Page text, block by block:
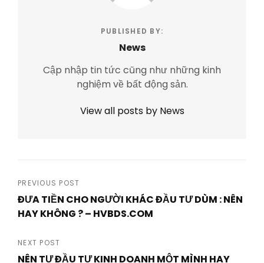
PUBLISHED BY:
News
Cập nhập tin tức cũng như những kinh
nghiệm về bất động sản.
View all posts by News
Post
navigation
PREVIOUS POST
ĐƯA TIỀN CHO NGƯỜI KHÁC ĐẦU TƯ DÙM : NÊN
HAY KHÔNG ? – HVBDS.COM
Post
NEXT POST
NÊN TỰ ĐẦU TƯ KINH DOANH MỘT MÌNH HAY